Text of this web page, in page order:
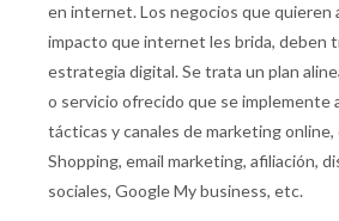
en internet. Los negocios que quieren
impacto que internet les brida, deben
estrategia digital. Se trata un plan
o servicio ofrecido que se implemente
tácticas y canales de marketing online,
Shopping, email marketing, afiliación,
sociales, Google My business, etc.